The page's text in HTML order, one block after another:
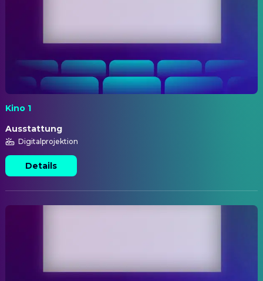
Kino 1
Ausstattung
Digitalprojektion
Details